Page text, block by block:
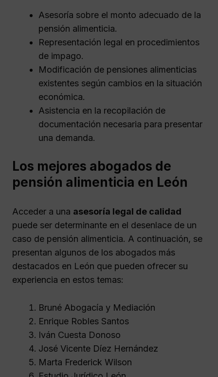
Asesoría sobre el monto adecuado de la
pensión alimenticia.
Representación legal en procedimientos
de impago.
Modificación de pensiones alimenticias
existentes según cambios en la situación
económica.
Asistencia en la recopilación de
documentación necesaria para presentar
una demanda.
Los mejores abogados de
pensión alimenticia en León
Acceder a una asesoría legal de calidad
puede ser determinante en el desenlace de un
caso de pensión alimenticia. A continuación, se
presentan algunos de los abogados más
destacados en León que pueden ofrecer su
experiencia en estos temas:
Bruné Abogacía y Mediación
Enrique Robles Santos
Iván Cuesta Donoso
José Vicente Díez Hernández
Marta Frederick Wilson